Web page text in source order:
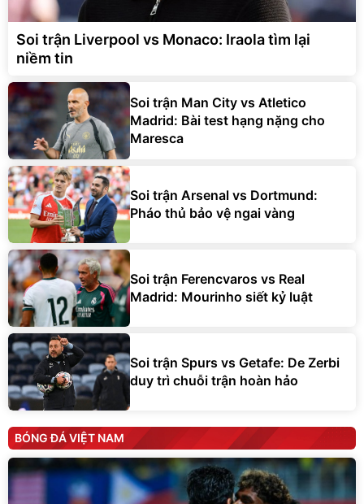
Soi trận Liverpool vs Monaco: Iraola tìm lại
niềm tin
Soi trận Man City vs Atletico
Madrid: Bài test hạng nặng cho
Maresca
Soi trận Arsenal vs Dortmund:
Pháo thủ bảo vệ ngai vàng
Soi trận Ferencvaros vs Real
Madrid: Mourinho siết kỷ luật
Soi trận Spurs vs Getafe: De Zerbi
duy trì chuỗi trận hoàn hảo
BÓNG ĐÁ VIỆT NAM